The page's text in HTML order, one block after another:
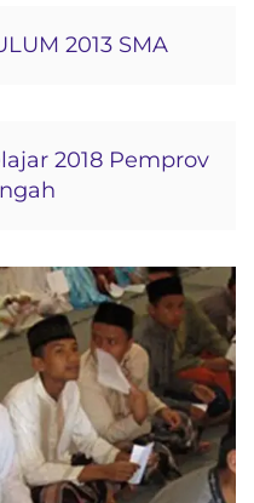
2013 SMA
2018 Pemprov